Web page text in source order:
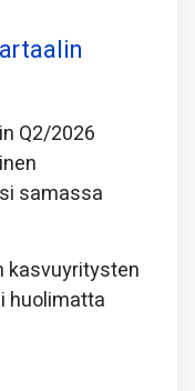
Q2/2026
samassa
kasvuyritysten
huolimatta